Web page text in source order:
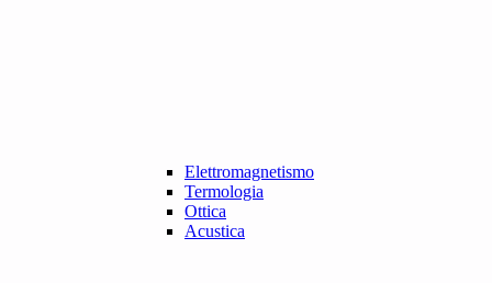
Elettromagnetismo
Termologia
Ottica
Acustica